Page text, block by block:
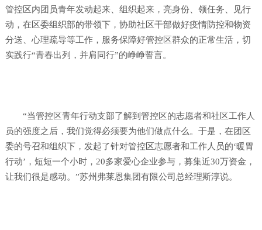
管控区内团员青年发动起来、组织起来，亮身份、领任务、见行
动，在区委组织部的带领下，协助社区干部做好疫情防控和物资
分送、心理疏导等工作，服务保障好管控区群众的正常生活，切
实践行“青春出列，并肩同行”的峥峥誓言。
“当管控区青年行动支部了解到管控区的志愿者和社区工作人
员的强度之后，我们觉得必须要为他们做点什么。于是，在团区
委的号召和组织下，发起了针对管控区志愿者和工作人员的‘暖胃
行动’，短短一个小时，20多家爱心企业参与，募集近30万资金，
让我们很是感动。”苏州弗莱恩集团有限公司总经理斯淳说。